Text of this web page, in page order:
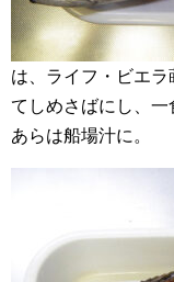
は、ライフ・ビエ
てしめさばにし、一
あらは船場汁に。